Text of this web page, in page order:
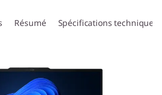
Résumé Spécifications techniques